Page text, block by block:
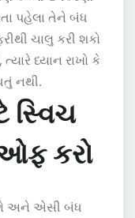
પહેલા તેને બંધ
ચાલુ કરી શકો
ધ્યાન રાખો કે
નથી.
સ્વિચ
કરો
અને એસી બંધ